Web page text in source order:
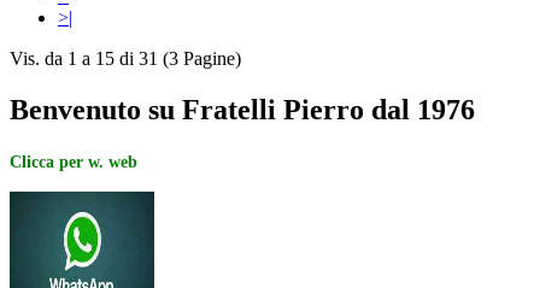
>|
Vis. da 1 a 15 di 31 (3 Pagine)
Benvenuto su Fratelli Pierro dal 1976
Clicca per w. web